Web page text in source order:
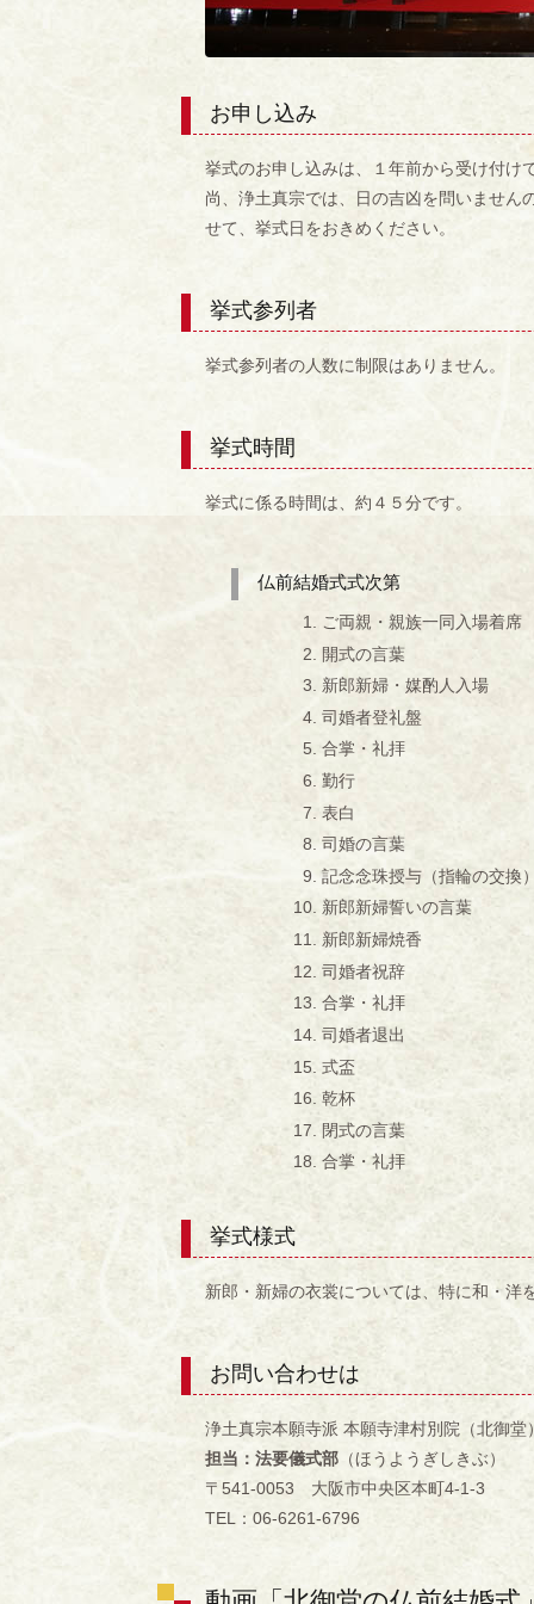
お申し込み
挙式のお申し込みは、１年前から受け付け
尚、浄土真宗では、日の吉凶を問いません
せて、挙式日をおきめください。
挙式参列者
挙式参列者の人数に制限はありません。
挙式時間
挙式に係る時間は、約４５分です。
仏前結婚式式次第
ご両親・親族一同入場着席
開式の言葉
新郎新婦・媒酌人入場
司婚者登礼盤
合掌・礼拝
勤行
表白
司婚の言葉
記念念珠授与（指輪の交換
新郎新婦誓いの言葉
新郎新婦焼香
司婚者祝辞
合掌・礼拝
司婚者退出
式盃
乾杯
閉式の言葉
合掌・礼拝
挙式様式
新郎・新婦の衣裳については、特に和・洋
お問い合わせは
浄土真宗本願寺派 本願寺津村別院（北御堂
担当：法要儀式部 （ほうようぎしきぶ）
〒541-0053 大阪市中央区本町4-1-3
TEL：06-6261-6796